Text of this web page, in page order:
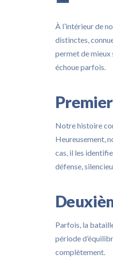
À l’intérieur de
distinctes,
permet de mieux
échoue parfois.
Notre histoire
Heureusement,
cas, il les
défense,
Parfois, la
période
complètement.